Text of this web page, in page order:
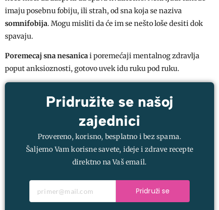
imaju posebnu fobiju, ili strah, od sna koja se naziva
somnifobija. Mogu misliti da će im se nešto loše desiti dok
spavaju.
Poremecaj sna nesanicai poremećaji mentalnog zdravlja
poput anksioznosti, gotovo uvek idu ruku pod ruku.
Pridružite se našoj
zajednici
Provereno, korisno, besplatno i bez spama.
Šaljemo Vam korisne savete, ideje i zdrave recepte
direktno na Vaš email.
Pridruži se